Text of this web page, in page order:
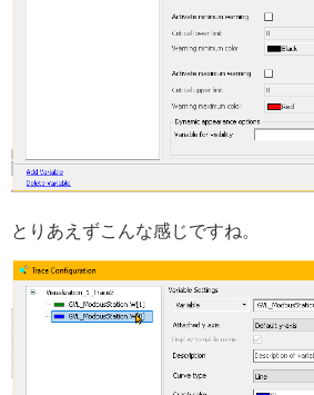
とりあえずこんな感じですね。